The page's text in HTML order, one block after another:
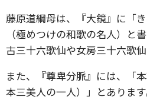
藤原道綱母は、『大鏡』に「
（極めつけの和歌の名人）と
古三十六歌仙や女房三十六歌仙
また、『尊卑分脈』には、「
本三美人の一人）」とあります